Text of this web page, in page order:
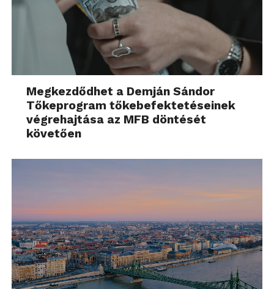
Megkezdődhet a Demján Sándor
Tőkeprogram tőkebefektetéseinek
végrehajtása az MFB döntését
követően